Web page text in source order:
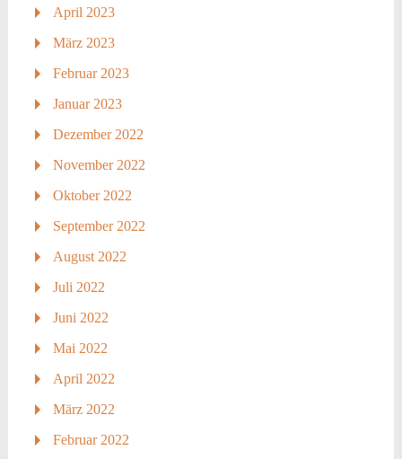
April 2023
März 2023
Februar 2023
Januar 2023
Dezember 2022
November 2022
Oktober 2022
September 2022
August 2022
Juli 2022
Juni 2022
Mai 2022
April 2022
März 2022
Februar 2022